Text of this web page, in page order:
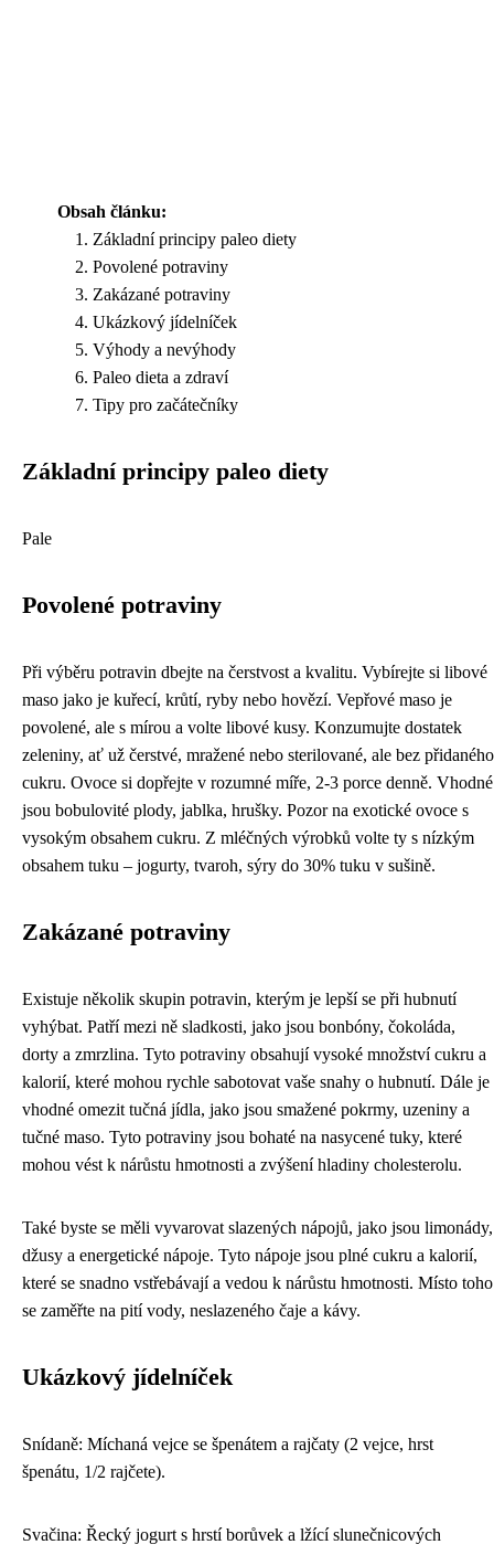
Obsah článku:
Základní principy paleo diety
Povolené potraviny
Zakázané potraviny
Ukázkový jídelníček
Výhody a nevýhody
Paleo dieta a zdraví
Tipy pro začátečníky
Základní principy paleo diety
Pale
Povolené potraviny
Při výběru potravin dbejte na čerstvost a kvalitu. Vybírejte si libové
maso jako je kuřecí, krůtí, ryby nebo hovězí. Vepřové maso je
povolené, ale s mírou a volte libové kusy. Konzumujte dostatek
zeleniny, ať už čerstvé, mražené nebo sterilované, ale bez přidaného
cukru. Ovoce si dopřejte v rozumné míře, 2-3 porce denně. Vhodné
jsou bobulovité plody, jablka, hrušky. Pozor na exotické ovoce s
vysokým obsahem cukru. Z mléčných výrobků volte ty s nízkým
obsahem tuku – jogurty, tvaroh, sýry do 30% tuku v sušině.
Zakázané potraviny
Existuje několik skupin potravin, kterým je lepší se při hubnutí
vyhýbat. Patří mezi ně sladkosti, jako jsou bonbóny, čokoláda,
dorty a zmrzlina. Tyto potraviny obsahují vysoké množství cukru a
kalorií, které mohou rychle sabotovat vaše snahy o hubnutí. Dále je
vhodné omezit tučná jídla, jako jsou smažené pokrmy, uzeniny a
tučné maso. Tyto potraviny jsou bohaté na nasycené tuky, které
mohou vést k nárůstu hmotnosti a zvýšení hladiny cholesterolu.
Také byste se měli vyvarovat slazených nápojů, jako jsou limonády,
džusy a energetické nápoje. Tyto nápoje jsou plné cukru a kalorií,
které se snadno vstřebávají a vedou k nárůstu hmotnosti. Místo toho
se zaměřte na pití vody, neslazeného čaje a kávy.
Ukázkový jídelníček
Snídaně: Míchaná vejce se špenátem a rajčaty (2 vejce, hrst
špenátu, 1/2 rajčete).
Svačina: Řecký jogurt s hrstí borůvek a lžící slunečnicových